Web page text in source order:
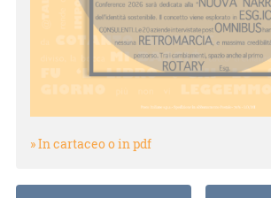
» In cartaceo o in pdf